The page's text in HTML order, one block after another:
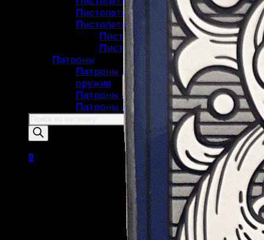
Пистолеты Гроза
Пистолеты Макарова
Пистолеты ИЖ-79 (МР-79)
Пистолеты МР-80
Патроны
Патроны для гладкоствольного
оружия
Патроны для нарезного оружия
Патроны для ОООП
Поиск
товаров
0